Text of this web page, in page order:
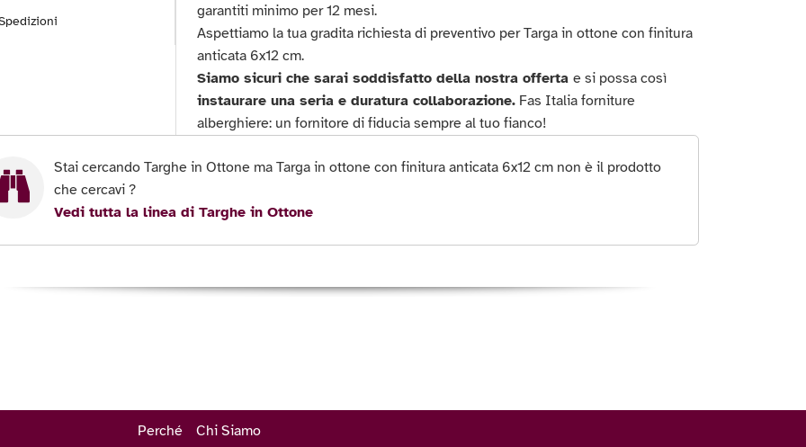
garantiti minimo per 12 mesi.
Aspettiamo la tua gradita richiesta di preventivo per Targa in ottone con finitura
anticata 6x12 cm.
Siamo sicuri che sarai soddisfatto della nostra offertae si possa così
instaurare una seria e duratura collaborazione. Fas Italia forniture
alberghiere: un fornitore di fiducia sempre al tuo fianco!
Stai cercando Targhe in Ottone ma Targa in ottone con finitura anticata 6x12 cm non è il prodotto
che cercavi ?
Vedi tutta la linea di Targhe in Ottone
Perché Chi Siamo